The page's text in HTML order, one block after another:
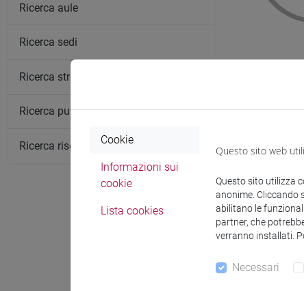
Ricerca aule
Ricerca sedi
Ricerca strutture
Ricerca pubblicazioni
Ricerca risorse bibliografiche
Cookie
Informazioni sui
cookie
Lista cookies
Questo sito web
Questo sito utilizza
anonime. Cliccando
abilitano le
partner, che
verranno installati.
Necessari